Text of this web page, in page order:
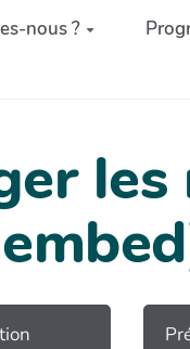
nous ?